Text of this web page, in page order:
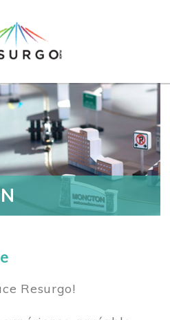
Resurgo!